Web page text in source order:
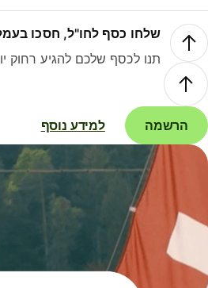
שלחו כסף לחו"ל, חסכו
תנו לכסף שלכם להגיע רחוק
הרשמה למידע נוסף